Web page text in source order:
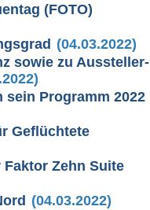
(FOTO)
(04.03.2022)
sowie zu Aussteller-
Programm 2022
Geflüchtete
Zehn Suite
(04.03.2022)